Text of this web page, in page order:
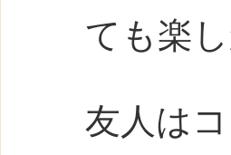
ても楽し
友人は